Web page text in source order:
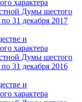
характера
Думы шестого
31 декабря 2017
и
характера
Думы шестого
31 декабря 2016
и
характера